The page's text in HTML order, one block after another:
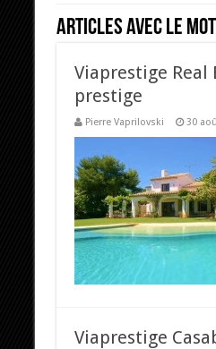
Articles avec le
Viaprestige
prestige
Pierre Vaprilovski 30
Viaprestige